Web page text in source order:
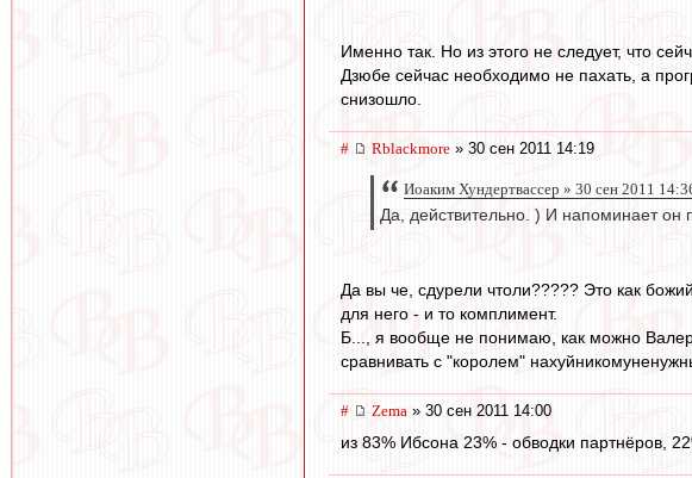
Именно так. Но из этого не следует, что
Дзюбе сейчас необходимо не пахать, а
снизошло.
# Rblackmore » 30 сен 2011 14:19
Иоаким Хундертвассер » 30 сен 2011
Да, действительно. ) И напоминает он
Да вы че, сдурели чтоли????? Это как
для него - и то комплимент.
Б..., я вообще не понимаю, как можно
сравнивать с "королем"
# Zema » 30 сен 2011 14:00
из 83% Ибсона 23% - обводки партнёров,